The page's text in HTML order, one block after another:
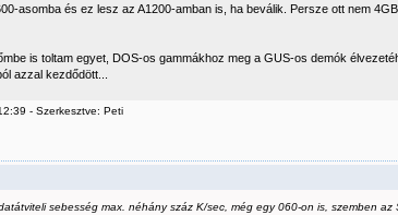
asomba és ez lesz az A1200-amban is, ha beválik. Persze ott nem
is toltam egyet, DOS-os gammákhoz meg a GUS-os demók
azzal kezdődött...
- Szerkesztve: Peti
sebesség max. néhány száz K/sec, még egy 060-on is, szemben az